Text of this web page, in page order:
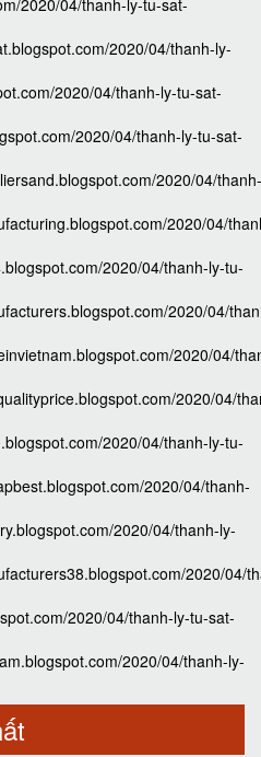
2020/04/thanh-ly-tu-sat-
2020/04/thanh-ly-
2020/04/thanh-ly-tu-sat-
2020/04/thanh-ly-tu-sat-
2020/04/thanh-
2020/04/
2020/04/thanh-ly-tu-
2020/04/
2020/04/
2020/04/
2020/04/thanh-ly-tu-
2020/04/thanh-
2020/04/thanh-ly-
2020/04/
2020/04/thanh-ly-tu-sat-
2020/04/thanh-ly-